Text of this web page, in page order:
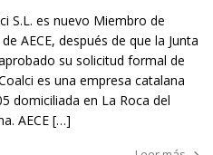
S.L. es nuevo Miembro de
AECE, después de que la Junta
su solicitud formal de
es una empresa catalana
domiciliada en La Roca del
AECE […]